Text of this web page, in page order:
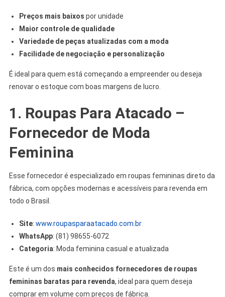
Preços mais baixos por unidade
Maior controle de qualidade
Variedade de peças atualizadas com a moda
Facilidade de negociação e personalização
É ideal para quem está começando a empreender ou deseja
renovar o estoque com boas margens de lucro.
1. Roupas Para Atacado –
Fornecedor de Moda
Feminina
Esse fornecedor é especializado em roupas femininas direto da
fábrica, com opções modernas e acessíveis para revenda em
todo o Brasil.
Site: www.roupasparaatacado.com.br
WhatsApp: (81) 98655-6072
Categoria: Moda feminina casual e atualizada
Este é um dos mais conhecidos fornecedores de roupas
femininas baratas para revenda, ideal para quem deseja
comprar em volume com preços de fábrica.